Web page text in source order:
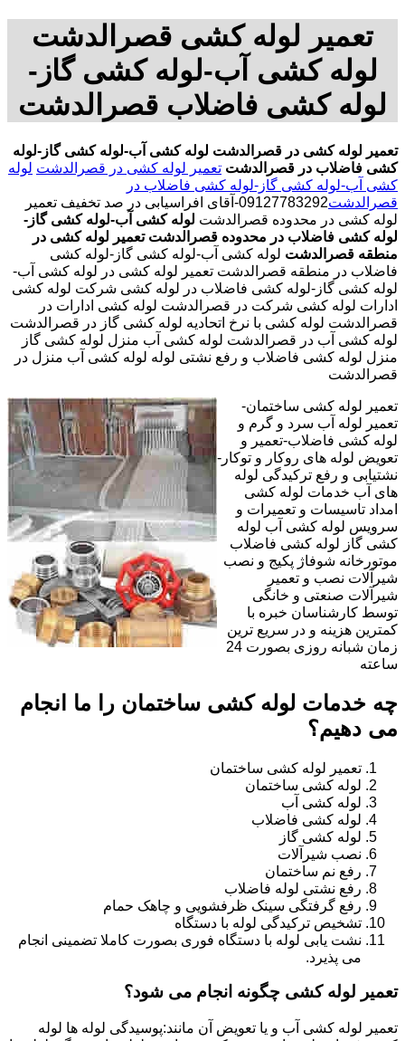
تعمیر لوله کشی قصرالدشت
لوله کشی آب-لوله کشی گاز-
لوله کشی فاضلاب قصرالدشت
تعمیر لوله کشی در قصرالدشت لوله کشی آب-لوله کشی گاز-لوله
کشی فاضلاب در قصرالدشت تعمیر لوله کشی در قصرالدشت لوله
کشی آب-لوله کشی گاز-لوله کشی فاضلاب در
قصرالدشت
09127783292-آقای افراسیابی در صد تخفیف تعمیر
لوله کشی در محدوده قصرالدشت لوله کشی آب-لوله کشی گاز-
لوله کشی فاضلاب در محدوده قصرالدشت تعمیر لوله کشی در
منطقه قصرالدشت لوله کشی آب-لوله کشی گاز-لوله کشی
فاضلاب در منطقه قصرالدشت تعمیر لوله کشی در لوله کشی آب-
لوله کشی گاز-لوله کشی فاضلاب در لوله کشی شرکت لوله کشی
ادارات لوله کشی شرکت در قصرالدشت لوله کشی ادارات در
قصرالدشت لوله کشی با نرخ اتحادیه لوله کشی گاز در قصرالدشت
لوله کشی آب در قصرالدشت لوله کشی آب منزل لوله کشی گاز
منزل لوله کشی فاضلاب و رفع نشتی لوله لوله کشی آب منزل در
قصرالدشت
تعمیر لوله کشی ساختمان-
تعمیر لوله آب سرد و گرم و
لوله کشی فاضلاب-تعمیر و
تعویض لوله های روکار و توکار-
نشتیابی و رفع ترکیدگی لوله
های آب خدمات لوله کشی
امداد تاسیسات و تعمیرات و
سرویس لوله کشی آب لوله
کشی گاز لوله کشی فاضلاب
موتورخانه شوفاژ پکیج و نصب
شیرآلات نصب و تعمیر
شیرآلات صنعتی و خانگی
توسط کارشناسان خبره با
کمترین هزینه و در سریع ترین
زمان شبانه روزی بصورت 24
ساعته
چه خدمات لوله کشی ساختمان را ما انجام
می دهیم؟
تعمیر لوله کشی ساختمان
لوله کشی ساختمان
لوله کشی آب
لوله کشی فاضلاب
لوله کشی گاز
نصب شیرآلات
رفع نم ساختمان
رفع نشتی لوله فاضلاب
رفع گرفتگی سینک ظرفشویی و چاهک حمام
تشخیص ترکیدگی لوله با دستگاه
نشت یابی لوله با دستگاه فوری بصورت کاملا تضمینی انجام
می پذیرد.
تعمیر لوله کشی چگونه انجام می شود؟
تعمیر لوله کشی آب و یا تعویض آن مانند:پوسیدگی لوله ها لوله